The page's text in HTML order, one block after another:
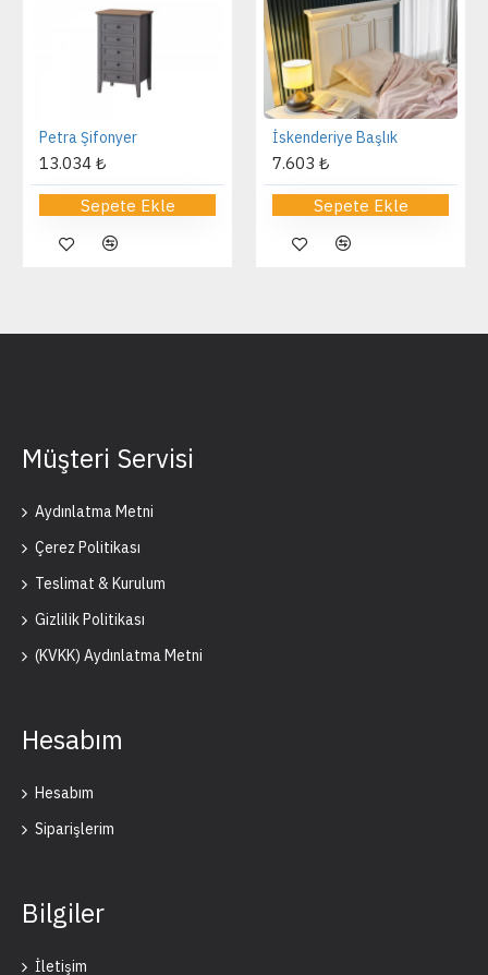
Petra Şifonyer
13.034 ₺
Sepete Ekle
İskenderiye Başlık
7.603 ₺
Sepete Ekle
Müşteri Servisi
Aydınlatma Metni
Çerez Politikası
Teslimat & Kurulum
Gizlilik Politikası
(KVKK) Aydınlatma Metni
Hesabım
Hesabım
Siparişlerim
Bilgiler
İletişim